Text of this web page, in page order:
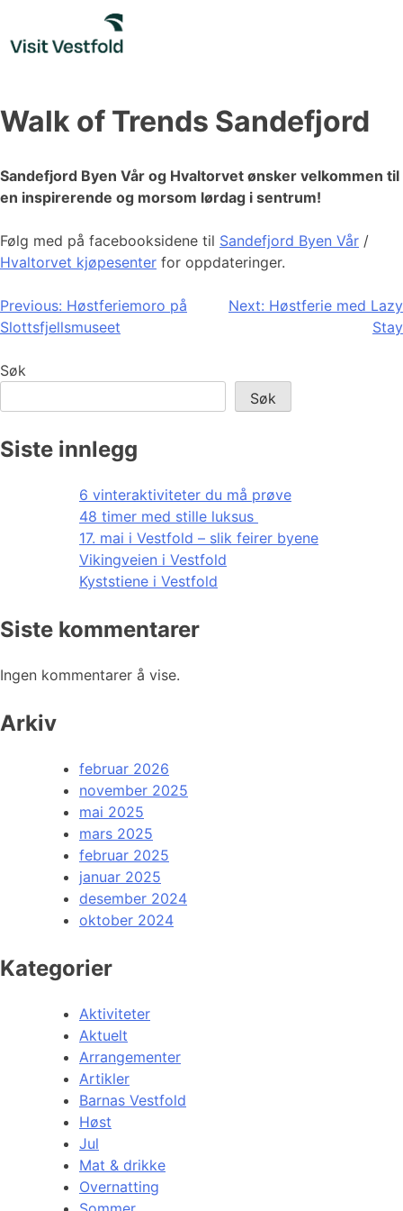
content
Walk of Trends Sandefjord
Sandefjord Byen Vår og Hvaltorvet ønsker velkommen til
en inspirerende og morsom lørdag i sentrum!
Følg med på facebooksidene til Sandefjord Byen Vår /
Hvaltorvet kjøpesenter for oppdateringer.
Innleggsnavigasjon
Previous: Høstferiemoro på
Slottsfjellsmuseet
Next: Høstferie med Lazy
Stay
Søk
Søk
Siste innlegg
6 vinteraktiviteter du må prøve
48 timer med stille luksus
17. mai i Vestfold – slik feirer byene
Vikingveien i Vestfold
Kyststiene i Vestfold
Siste kommentarer
Ingen kommentarer å vise.
Arkiv
februar 2026
november 2025
mai 2025
mars 2025
februar 2025
januar 2025
desember 2024
oktober 2024
Kategorier
Aktiviteter
Aktuelt
Arrangementer
Artikler
Barnas Vestfold
Høst
Jul
Mat & drikke
Overnatting